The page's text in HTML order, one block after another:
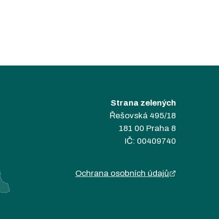
Strana zelených
Řešovská 495/18
181 00 Praha 8
IČ: 00409740
Ochrana osobních údajů